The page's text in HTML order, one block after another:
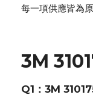
每一項供應皆為
3M
Q1：3M